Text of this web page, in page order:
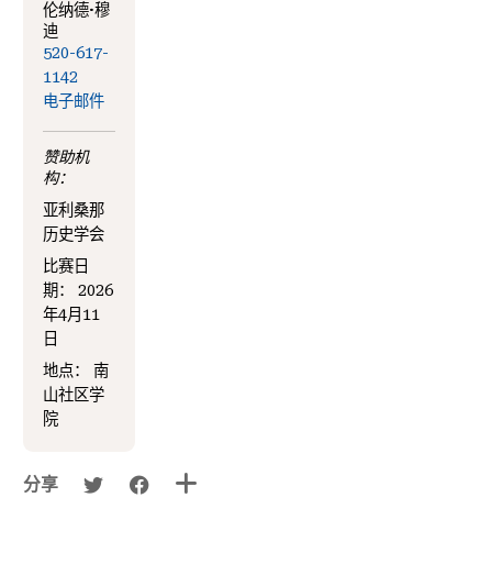
伦纳德·穆
迪
520-617-
1142
电子邮件
赞助机
构：
亚利桑那
历史学会
比赛日
期：
2026
年4月11
日
地点：
南
山社区学
院
分享